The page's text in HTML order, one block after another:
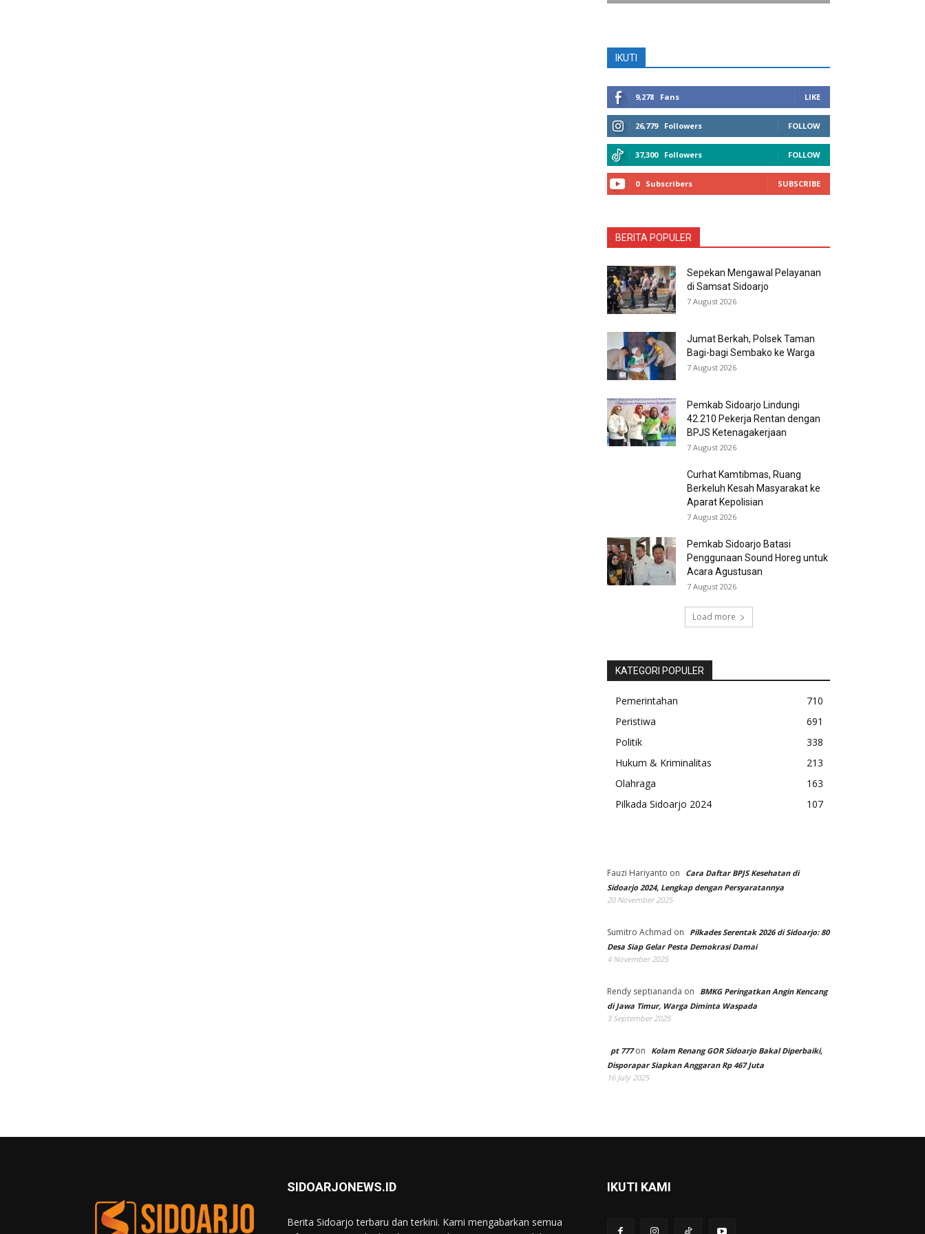
IKUTI
9,278 Fans LIKE
26,779 Followers FOLLOW
37,300 Followers FOLLOW
0 Subscribers SUBSCRIBE
BERITA POPULER
Sepekan Mengawal Pelayanan
di Samsat Sidoarjo
7 August 2026
Jumat Berkah, Polsek Taman
Bagi-bagi Sembako ke Warga
7 August 2026
Pemkab Sidoarjo Lindungi
42.210 Pekerja Rentan dengan
BPJS Ketenagakerjaan
7 August 2026
Curhat Kamtibmas, Ruang
Berkeluh Kesah Masyarakat ke
Aparat Kepolisian
7 August 2026
Pemkab Sidoarjo Batasi
Penggunaan Sound Horeg untuk
Acara Agustusan
7 August 2026
Load more
KATEGORI POPULER
Pemerintahan
710
Peristiwa
691
Politik
338
Hukum & Kriminalitas
213
Olahraga
163
Pilkada Sidoarjo 2024
107
Fauzi Hariyanto on
Cara Daftar BPJS Kesehatan di
Sidoarjo 2024, Lengkap dengan Persyaratannya
20 November 2025
Sumitro Achmad on
Pilkades Serentak 2026 di Sidoarjo: 80
Desa Siap Gelar Pesta Demokrasi Damai
4 November 2025
Rendy septiananda on
BMKG Peringatkan Angin Kencang
di Jawa Timur, Warga Diminta Waspada
3 September 2025
pt 777on
Kolam Renang GOR Sidoarjo Bakal Diperbaiki,
Disporapar Siapkan Anggaran Rp 467 Juta
16 July 2025
SIDOARJONEWS.ID
Berita Sidoarjo terbaru dan terkini. Kami mengabarkan semua
IKUTI KAMI